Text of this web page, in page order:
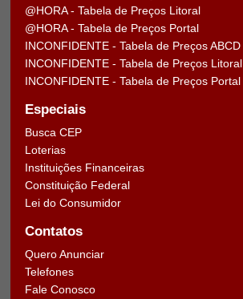
@HORA - Tabela de Preços Litoral
@HORA - Tabela de Preços Portal
INCONFIDENTE - Tabela de Preços ABCD
INCONFIDENTE - Tabela de Preços Litoral
INCONFIDENTE - Tabela de Preços Portal
Especiais
Busca CEP
Loterias
Instituições Financeiras
Constituição Federal
Lei do Consumidor
Contatos
Quero Anunciar
Telefones
Fale Conosco